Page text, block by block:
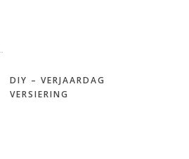
DIY – VERJAARDAG
VERSIERING